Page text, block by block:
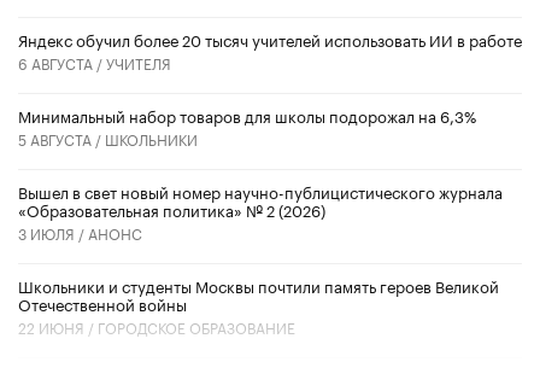
​Яндекс обучил более 20 тысяч учителей использовать ИИ в работе
6 АВГУСТА /УЧИТЕЛЯ
Минимальный набор товаров для школы подорожал на 6,3%
5 АВГУСТА / ШКОЛЬНИКИ
Вышел в свет новый номер научно-публицистического журнала
«Образовательная политика» № 2 (2026)
3 ИЮЛЯ / АНОНС
Школьники и студенты Москвы почтили память героев Великой
Отечественной войны
22 ИЮНЯ / ГОРОДСКОЕ ОБРАЗОВАНИЕ